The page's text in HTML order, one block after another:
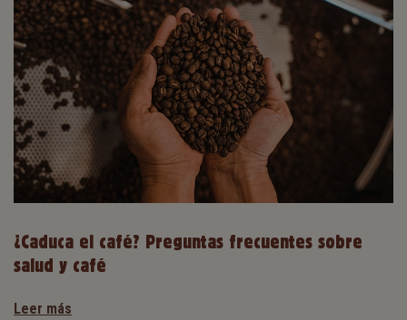
¿Caduca el café? Preguntas frecuentes sobre
salud y café
Leer más